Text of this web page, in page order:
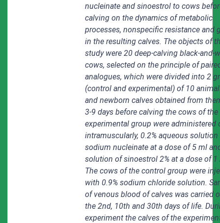
nucleinate and sinoestrol to cows
calving on the dynamics of metabolic
processes, nonspecific resistance and
in the resulting calves. The objects of
study were 20 deep-calving black-and-
cows, selected on the principle of
analogues, which were divided into 2
(control and experimental) of 10
and newborn calves obtained from
3-9 days before calving the cows of the
experimental group were administered
intramuscularly, 0.2% aqueous solution
sodium nucleinate at a dose of 5 ml
solution of sinoestrol 2% at a dose of 1
The cows of the control group were
with 0.9% sodium chloride solution.
of venous blood of calves was carried
the 2nd, 10th and 30th days of life.
experiment the calves of the